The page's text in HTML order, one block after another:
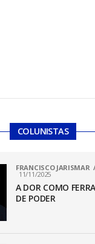
COLUNISTAS
FRANCISCO JARISMAR
11/11/2025
A DOR COMO
DE PODER